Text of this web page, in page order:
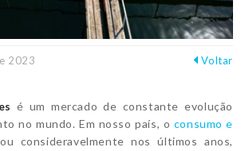
2023 Voltar
é um mercado de constante evolução
no mundo. Em nosso país, o consumo e
consideravelmente nos últimos anos,